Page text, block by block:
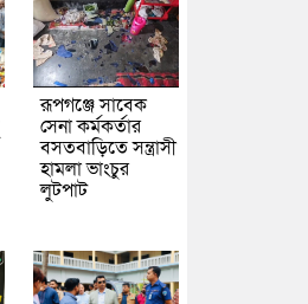
রূপগঞ্জে সাবেক
সেনা কর্মকর্তার
বসতবাড়িতে সন্ত্রাসী
হামলা ভাংচুর
লুটপাট